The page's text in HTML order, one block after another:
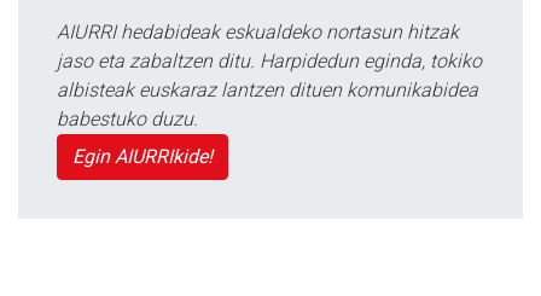
AIURRI hedabideak eskualdeko nortasun hitzak
jaso eta zabaltzen ditu. Harpidedun eginda, tokiko
albisteak euskaraz lantzen dituen komunikabidea
babestuko duzu.
Egin AIURRIkide!